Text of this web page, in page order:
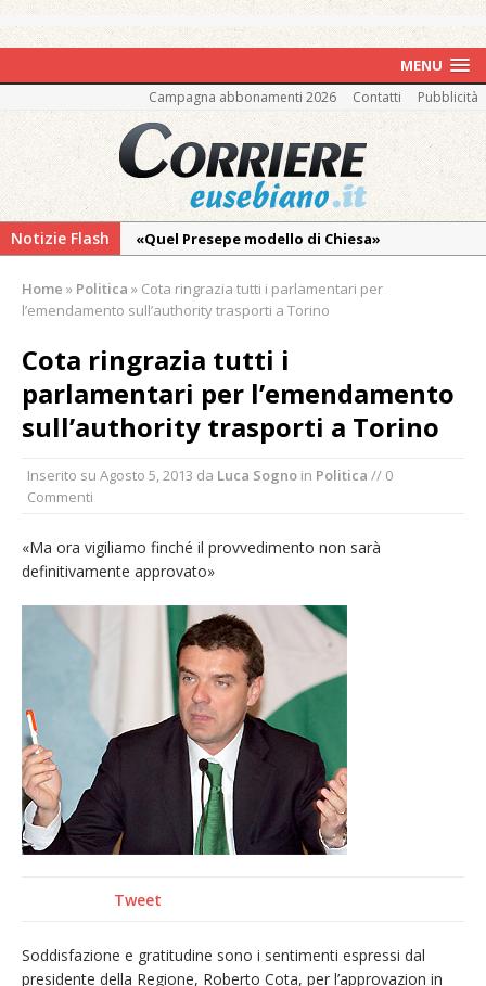
MENU
Campagna abbonamenti 2026 Contatti Pubblicità
Notizie Flash
«Quel Presepe modello di Chiesa»
Ringraziamento: convegno, messa e
Pro vs Saluzzo, amichevole di buon riscontro
Piscina ex Enal non balneabile dopo i controlli
dell’Asl. Il Comune: «Misura precauzionale e
provvisoria»
La Pro verso l’avvio della Stagione
carnevale di Santhià. La soddisfazione della
Pro Loco
Il Piemonte ha avviato la richiesta di calamità
naturale per la siccità estrema e gli incendi
Dieci anni fa l’ingresso a Vercelli
dell’arcivescovo mons. Marco Arnolfo
Home » Politica » Cota ringrazia tutti i parlamentari per
l’emendamento sull’authority trasporti a Torino
Cota ringrazia tutti i
parlamentari per l’emendamento
sull’authority trasporti a Torino
Inserito su Agosto 5, 2013 da Luca Sogno in Politica // 0
Commenti
«Ma ora vigiliamo finché il provvedimento non sarà
definitivamente approvato»
Tweet
Soddisfazione e gratitudine sono i sentimenti espressi dal
presidente della Regione, Roberto Cota, per l’approvazion in